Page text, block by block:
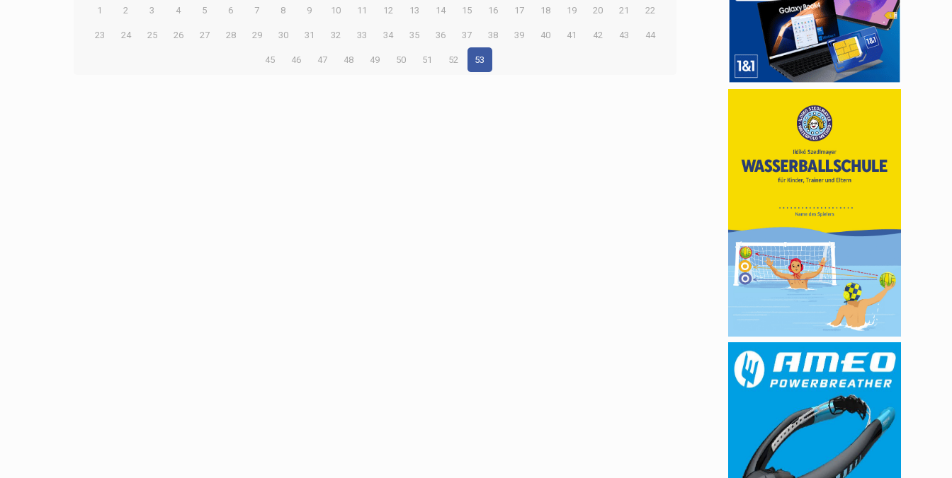
1 2 3 4 5 6 7 8 9 10 11 12 13 14 15 16 17 18 19 20 21 22
23 24 25 26 27 28 29 30 31 32 33 34 35 36 37 38 39 40 41 42 43 44
45 46 47 48 49 50 51 52 53